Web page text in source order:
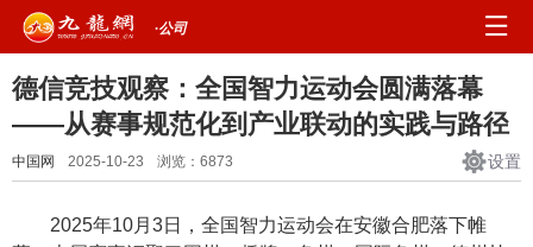
·公司
德信竞技观察：全国智力运动会圆满落幕
——从赛事规范化到产业联动的实践与路径
中国网 2025-10-23 浏览： 6873 设置
2025年10月3日，全国智力运动会在安徽合肥落下帷